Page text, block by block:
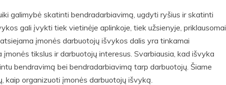
galimybė skatinti bendradarbiavimą, ugdyti ryšius ir skatinti
gali įvykti tiek vietinėje aplinkoje, tiek užsienyje, priklausomai
įmonės darbuotojų išvykos dalis yra tinkamai
tikslus ir darbuotojų interesus. Svarbiausia, kad išvyka
bendravimą bei bendradarbiavimą tarp darbuotojų. Šiame
kaip organizuoti įmonės darbuotojų išvyką.